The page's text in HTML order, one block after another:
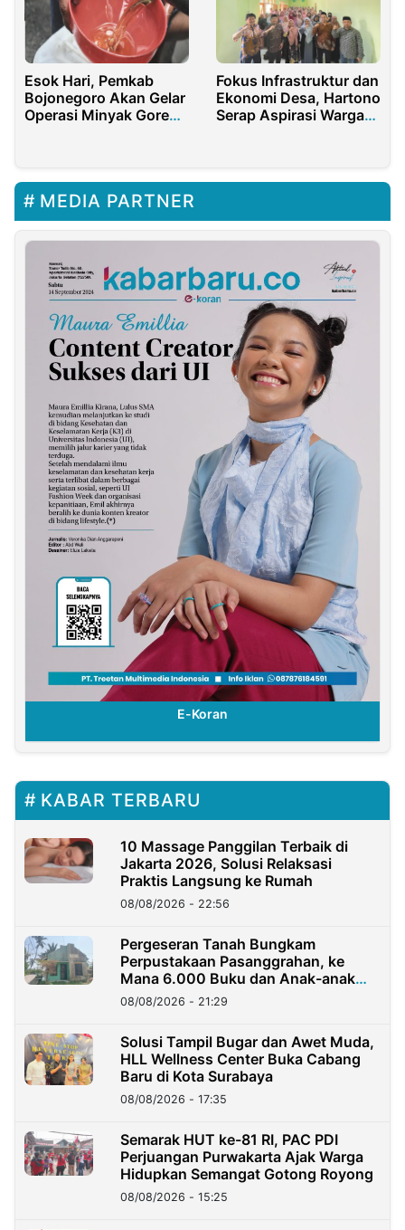
Esok Hari, Pemkab
Bojonegoro Akan Gelar
Operasi Minyak Goreng
Fokus Infrastruktur dan
Ekonomi Desa, Hartono
Serap Aspirasi Warga
MEDIA PARTNER
E-Koran
KABAR TERBARU
10 Massage Panggilan Terbaik di
Jakarta 2026, Solusi Relaksasi
Praktis Langsung ke Rumah
08/08/2026 - 22:56
Pergeseran Tanah Bungkam
Perpustakaan Pasanggrahan, ke
Mana 6.000 Buku dan Anak-anak
Kini?
08/08/2026 - 21:29
Solusi Tampil Bugar dan Awet Muda,
HLL Wellness Center Buka Cabang
Baru di Kota Surabaya
08/08/2026 - 17:35
Semarak HUT ke-81 RI, PAC PDI
Perjuangan Purwakarta Ajak Warga
Hidupkan Semangat Gotong Royong
08/08/2026 - 15:25